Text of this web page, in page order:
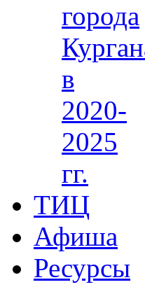
города
в
2020-
2025
гг.
ТИЦ
Афиша
Ресурсы